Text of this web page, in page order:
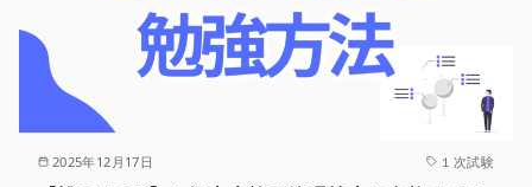
2025年12月17日 １次試験